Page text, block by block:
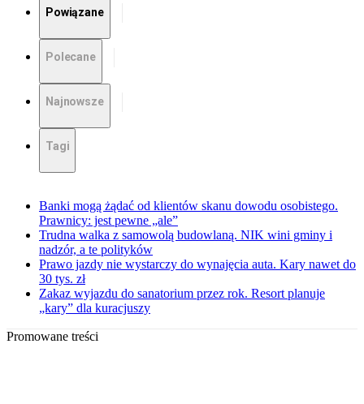
Powiązane
Polecane
Najnowsze
Tagi
Banki mogą żądać od klientów skanu dowodu osobistego.
Prawnicy: jest pewne „ale”
Trudna walka z samowolą budowlaną. NIK wini gminy i
nadzór, a te polityków
Prawo jazdy nie wystarczy do wynajęcia auta. Kary nawet do
30 tys. zł
Zakaz wyjazdu do sanatorium przez rok. Resort planuje
„kary” dla kuracjuszy
Promowane treści